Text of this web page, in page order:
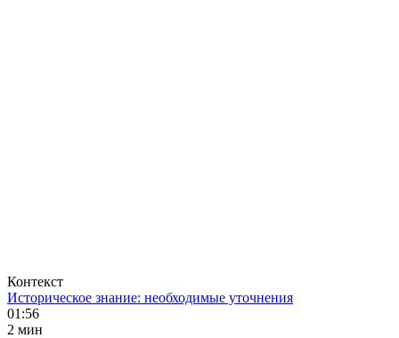
Контекст
Историческое знание: необходимые уточнения
01:56
2 мин